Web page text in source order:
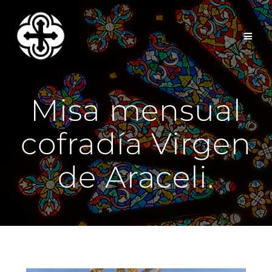
contenido
Misa mensual
cofradía Virgen
de Araceli.